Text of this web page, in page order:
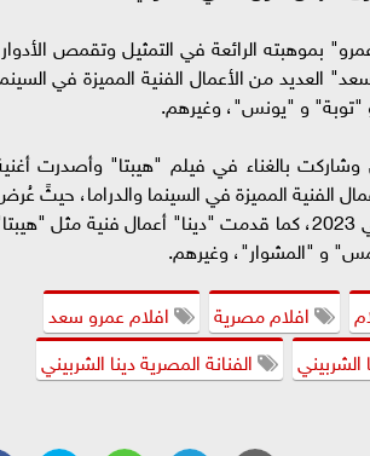
الرائعة في التمثيل وتقمص
الرمضاني 2023، كما قدم "عمرو سعد" العديد من الأعمال الفنية المميزة في
"توبة" و "يونس"، وغيرهم.
بالغناء في فيلم "هيبتا" وأصدرت
الفنية المميزة في السينما والدراما، حيثً
لها مسلسل "كامل العدد" مع الفنان "شريف سلامة" في السباق الرمضاني 2023، كما قدمت "دينا" أعمال فنية مثل
و "المشوار"، وغيرهم.
افلام مصرية
افلام عمرو سعد
الشربيني
الفنانة المصرية دينا الشربيني